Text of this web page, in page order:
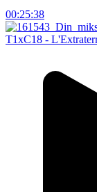
00:25:38
T1xC18 -